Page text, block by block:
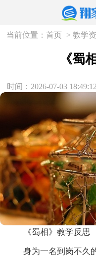
当前位置：首页 >教学
《蜀
时间：2026-07-03 18:49:12
《蜀相》教学反思
身为一名到岗不久